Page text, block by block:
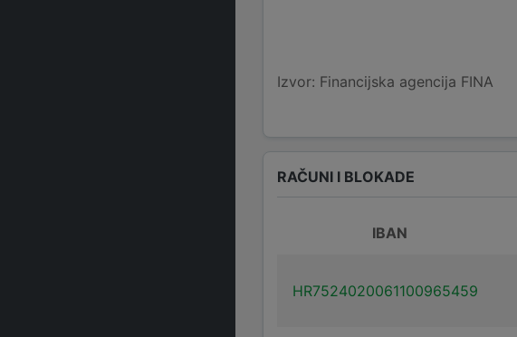
Izvor: Financijska agencija FINA
RAČUNI I BLOKADE
IBAN
HR7524020061100965459